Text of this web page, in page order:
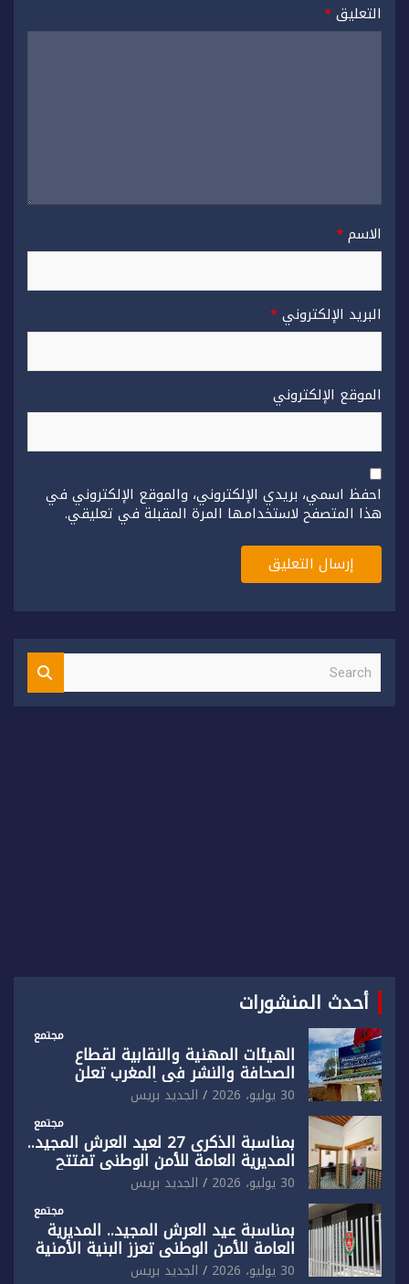
التعليق*
الاسم*
البريد الإلكتروني*
الموقع الإلكتروني
احفظ اسمي، بريدي الإلكتروني، والموقع الإلكتروني في
هذا المتصفح لاستخدامها المرة المقبلة في تعليقي.
S
a
أحدث المنشورات
مجتمع
الهيئات المهنية والنقابية لقطاع
الصحافة والنشر في المغرب تعلن
رفضها القاطع لـ”أي أجندة انتخابية
مُعدة على مقاس سياسي ومصلحي
ضيق”
30 يوليو، 2026 الجديد بريس
مجتمع
بمناسبة الذكرى 27 لعيد العرش المجيد..
المديرية العامة للأمن الوطني تفتتح
المقر الجديد لفرقة الشرطة السياحية
بفاس
30 يوليو، 2026 الجديد بريس
مجتمع
بمناسبة عيد العرش المجيد.. المديرية
العامة للأمن الوطني تعزز البنية الأمنية
بالناظور بإحداث فرقتين جديدتين
30 يوليو، 2026 الجديد بريس